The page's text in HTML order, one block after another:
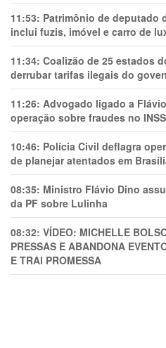
11:53: Patrimônio de deputado
inclui fuzis, imóvel e carro de
11:34: Coalizão de 25 estados
derrubar tarifas ilegais do
11:26: Advogado ligado a
operação sobre fraudes no INSS
10:46: Polícia Civil deflagra
de planejar atentados em
08:35: Ministro Flávio Dino
da PF sobre Lulinha
08:32: VÍDEO: MICHELLE
PRESSAS E ABANDONA
E TRAl PROMESSA